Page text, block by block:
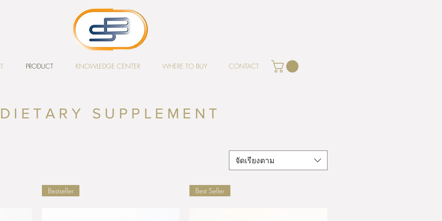
PRODUCT KNOWLEDGE CENTER WHERE TO BUY CONTACT
DIETARY SUPPLEMENT
จัดเรียงตาม
Bestseller Best Seller